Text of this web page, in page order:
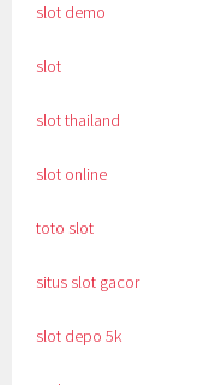
slot demo
slot
slot thailand
slot online
toto slot
situs slot gacor
slot depo 5k